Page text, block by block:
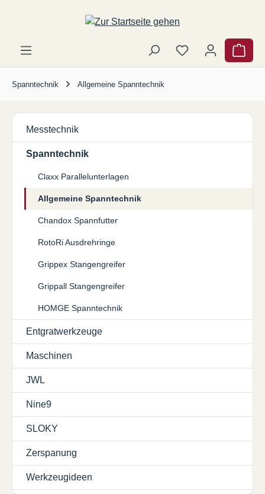
Zum Hauptinhalt springen
Spanntechnik Allgemeine Spanntechnik
Messtechnik
Spanntechnik
Claxx Parallelunterlagen
Allgemeine Spanntechnik
Chandox Spannfutter
RotoRi Ausdrehringe
Grippex Stangengreifer
Grippall Stangengreifer
HOMGE Spanntechnik
Entgratwerkzeuge
Maschinen
JWL
Nine9
SLOKY
Zerspanung
Werkzeugideen